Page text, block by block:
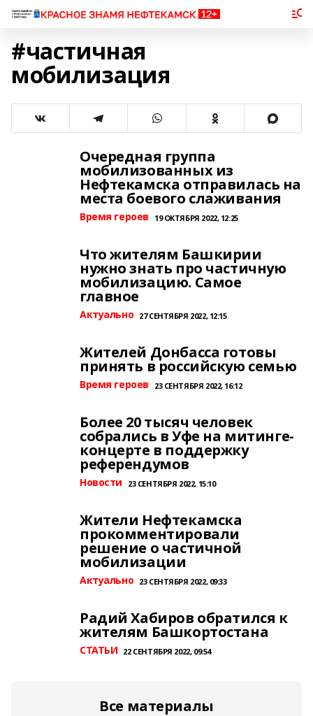
#частичная
мобилизация
Очередная группа
мобилизованных из
Нефтекамска отправилась на
места боевого слаживания
Время героев 19 ОКТЯБРЯ 2022, 12:25
Что жителям Башкирии
нужно знать про частичную
мобилизацию. Самое
главное
Актуально 27 СЕНТЯБРЯ 2022, 12:15
Жителей Донбасса готовы
принять в российскую семью
Время героев 23 СЕНТЯБРЯ 2022, 16:12
Более 20 тысяч человек
собрались в Уфе на митинге-
концерте в поддержку
референдумов
Новости 23 СЕНТЯБРЯ 2022, 15:10
Жители Нефтекамска
прокомментировали
решение о частичной
мобилизации
Актуально 23 СЕНТЯБРЯ 2022, 09:33
Радий Хабиров обратился к
жителям Башкортостана
СТАТЬИ 22 СЕНТЯБРЯ 2022, 09:54
Все материалы